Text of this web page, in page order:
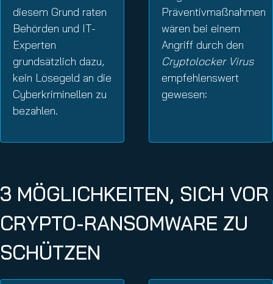
diesem Grund raten
Behörden und IT-
Experten
grundsätzlich dazu,
kein Lösegeld an die
Cyberkriminellen zu
bezahlen.
Präventivmaßnahmen
wären bei einem
Angriff durch den
Cryptolocker Virus
empfehlenswert
gewesen:
3 MÖGLICHKEITEN, SICH VOR
CRYPTO-RANSOMWARE ZU
SCHÜTZEN